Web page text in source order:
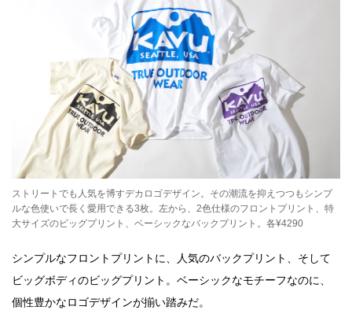
ストリートでも人気を博すデカロゴデザイン。その潮流を抑えつつもシンプ
ルな色使いで長く愛用できる3枚。左から、2色仕様のフロントプリント、特
大サイズのビッグプリント、ベーシックなバックプリント。各¥4290
シンプルなフロントプリントに、人気のバックプリント、そして
ビッグボディのビッグプリント。ベーシックなモチーフなのに、
個性豊かなロゴデザインが揃い踏みだ。